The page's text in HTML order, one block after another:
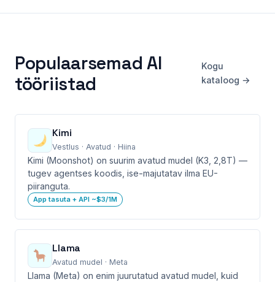
Populaarsemad AI
tööriistad
Kogu
kataloog →
Kimi
Vestlus · Avatud · Hiina
Kimi (Moonshot) on suurim avatud mudel (K3, 2,8T) —
tugev agentses koodis, ise-majutatav ilma EU-
piiranguta.
App tasuta + API ~$3/1M
Llama
Avatud mudel · Meta
Llama (Meta) on enim juurutatud avatud mudel, kuid